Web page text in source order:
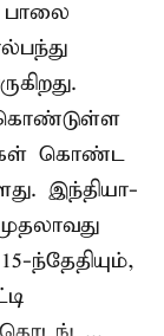
பாலை
கொண்ட
இந்தியா-
ந்தேதியும்,